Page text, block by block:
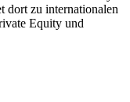
dort zu internationalen
Equity und